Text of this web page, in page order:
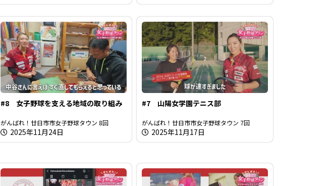
#8 女子野球を支える地域の取り組み
がんばれ！廿日市市女子野球タウン 8回
2025年11月24日
#7 山陽女学園テニス部
がんばれ！廿日市市女子野球タウン 7回
2025年11月17日